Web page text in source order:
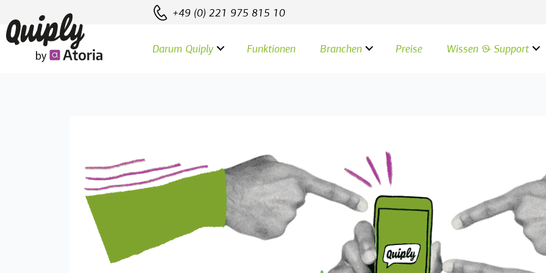
User-agent: ChatGPT-User Allow: / User-agent: GPTBot Allow: / User-agent: ClaudeBot Allow: / User-
Darum Quiply Funktionen Branchen Preise Wissen & Support
+49 (0) 221 975 815 10